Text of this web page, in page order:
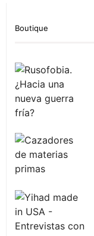
Boutique